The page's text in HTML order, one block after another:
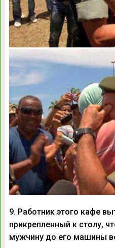
9. Работник этого кафе
прикрепленный к столу,
мужчину до его машины